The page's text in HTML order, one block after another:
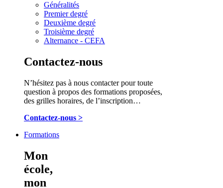
Généralités
Premier degré
Deuxième degré
Troisième degré
Alternance - CEFA
Contactez-nous
N’hésitez pas à nous contacter pour toute
question à propos des formations proposées,
des grilles horaires, de l’inscription…
Contactez-nous >
Formations
Mon
école,
mon